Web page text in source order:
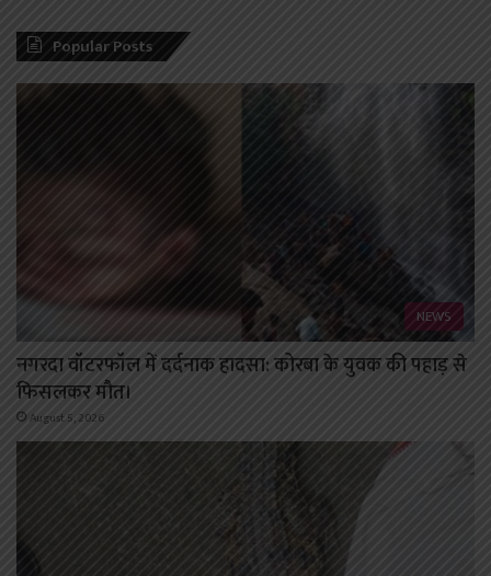
Popular Posts
NEWS
नगरदा वॉटरफॉल में दर्दनाक हादसा: कोरबा के युवक की पहाड़ से
फिसलकर मौत।
August 5, 2026